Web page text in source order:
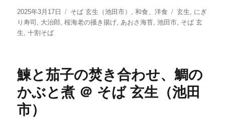
投
稿
日:
2025年3月17日
カ
テ
そば 玄生（池田市） ,和食、洋食
タ
グ
玄生, にぎ
り寿司 , 大治郎,桜海老の掻き揚げ,あおさ海苔,池田市, そば 玄
生,十割そば
鰊と茄子の焚き合わせ、鯛の
かぶと煮 ＠ そば 玄生（池田
市）